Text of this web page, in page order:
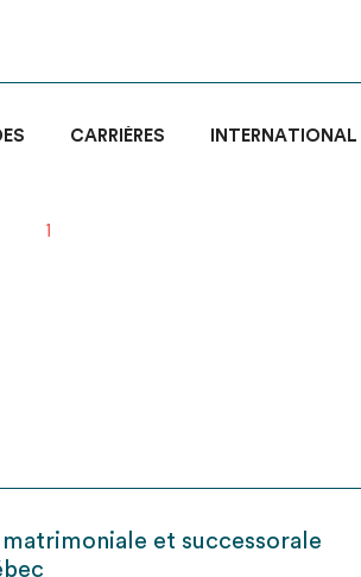
CARRIÈRES INTERNATIONAL
1
et successorale